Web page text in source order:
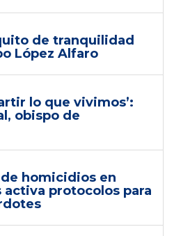
de tranquilidad
López Alfaro
lo que vivimos’:
obispo de
homicidios en
protocolos para